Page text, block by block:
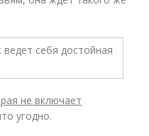
не включает
угодно.